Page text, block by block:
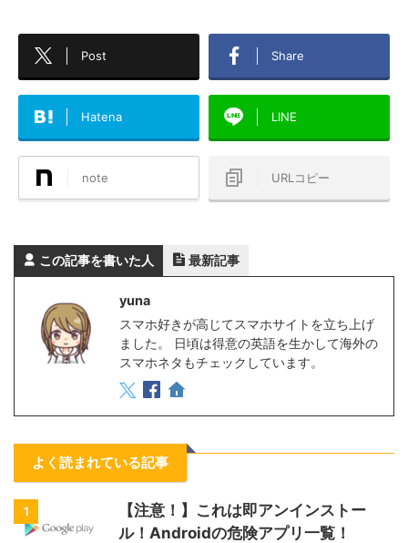
Post Share
Hatena LINE
note URLコピー
この記事を書いた人 最新記事
yuna
スマホ好きが高じてスマホサイトを立ち上げ
ました。 日頃は得意の英語を生かして海外の
スマホネタもチェックしています。
よく読まれている記事
1
【注意！】これは即アンインストー
ル！Androidの危険アプリ一覧！